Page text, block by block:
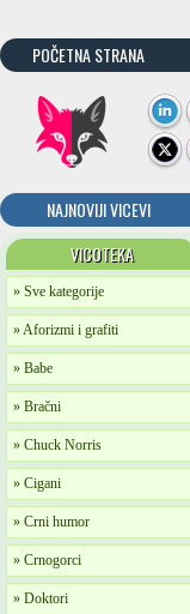
POČETNA STRANA
NAJNOVIJI VICEVI
VICOTEKA
» Sve kategorije
» Aforizmi i grafiti
» Babe
» Bračni
» Chuck Norris
» Cigani
» Crni humor
» Crnogorci
» Doktori